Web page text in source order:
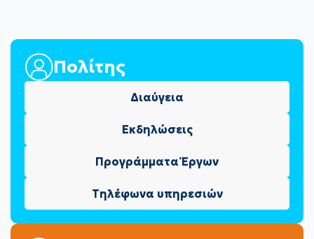
Πολίτης
Διαύγεια
Εκδηλώσεις
Προγράμματα Έργων
Τηλέφωνα υπηρεσιών